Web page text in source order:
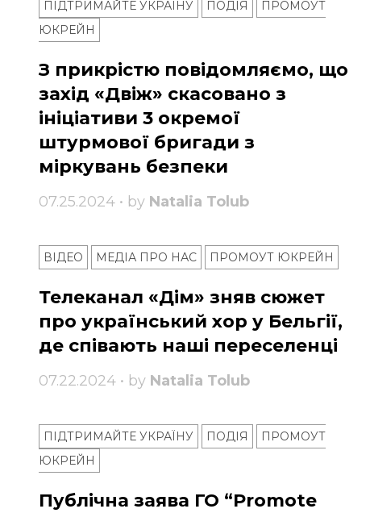
ПІДТРИМАЙТЕ УКРАЇНУ ПОДІЯ
ПРОМОУТ
ЮКРЕЙН
З прикрістю повідомляємо, що
захід «Двіж» скасовано з
ініціативи 3 окремої
штурмової бригади з
міркувань безпеки
07.25.2024 • by Natalia Tolub
ВІДЕО МЕДІА ПРО НАС ПРОМОУТ ЮКРЕЙН
Телеканал «Дім» зняв сюжет
про український хор у Бельгії,
де співають наші переселенці
07.22.2024 • by Natalia Tolub
ПІДТРИМАЙТЕ УКРАЇНУ ПОДІЯ
ПРОМОУТ
ЮКРЕЙН
Публічна заява ГО “Promote